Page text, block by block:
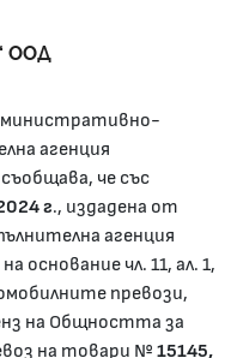
ООД
агенция
че със
г., издадена от
агенция
основание чл. 11, ал. 1,
превози,
на Общността за
на товари № 15145,